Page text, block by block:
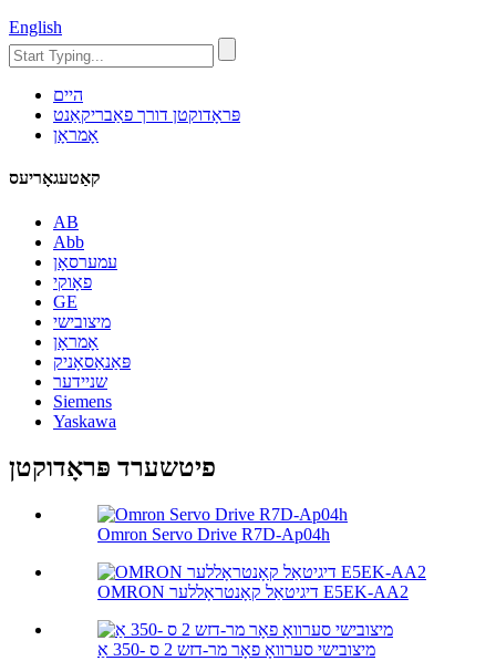
English
היים
פּראָדוקטן דורך פאַבריקאַנט
אָמראָן
קאַטעגאָריעס
AB
Abb
עמערסאָן
פאָוקי
GE
מיצובישי
אָמראָן
פּאַנאַסאָניק
שניידער
Siemens
Yaskawa
פיטשערד פּראָדוקטן
Omron Servo Drive R7D-Ap04h
OMRON דיגיטאַל קאָנטראָללער E5EK-AA2
מיצובישי סערוואָ פאָר מר-דזש 2 ס -350 אַ